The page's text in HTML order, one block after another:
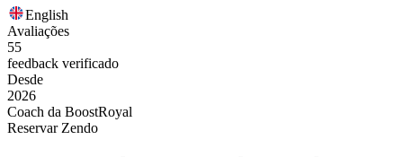
English
Avaliações
55
feedback verificado
Desde
2026
Coach da BoostRoyal
Reservar Zendo